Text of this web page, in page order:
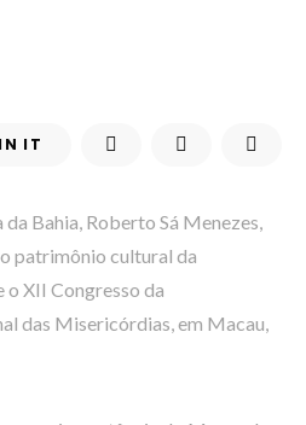
IT
Bahia, Roberto Sá Menezes,
patrimônio cultural da
o XII Congresso da
das Misericórdias, em Macau,